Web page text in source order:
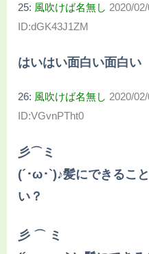
25: 風吹けば名無し 2020/
ID:dGK43J1ZM
はいはい面白い面白い
26: 風吹けば名無し 2020/
ID:VGvnPTht0
彡⌒ミ
(´･ω･`)♪髪にできるこ
い？
彡 ⌒ ミ